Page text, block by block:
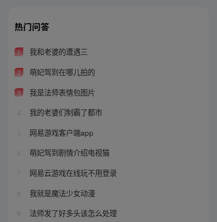
热门问答
1 我和老婆的遭遇三
2 萌妃驾到在哪儿拍的
3 我是法师表情包图片
4 我的老婆们制霸了都市
5 网易游戏客户端app
6 萌妃驾到剧情介绍电视猫
7 网易云游戏在线玩不用登录
8 我就是魔法少女动漫
9 法师发了好多头该怎么处理